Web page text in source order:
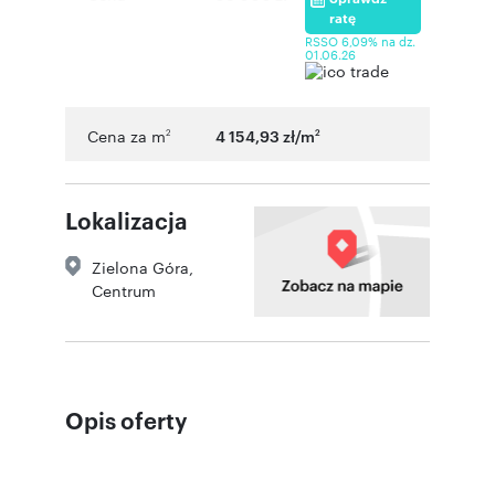
ratę
RSSO 6,09% na dz.
01.06.26
Cena za m2 4 154,93 zł/m2
Lokalizacja
Zielona Góra
Centrum
Opis oferty